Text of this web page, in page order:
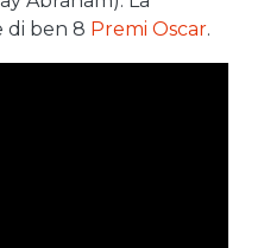
di ben 8 Premi Oscar.